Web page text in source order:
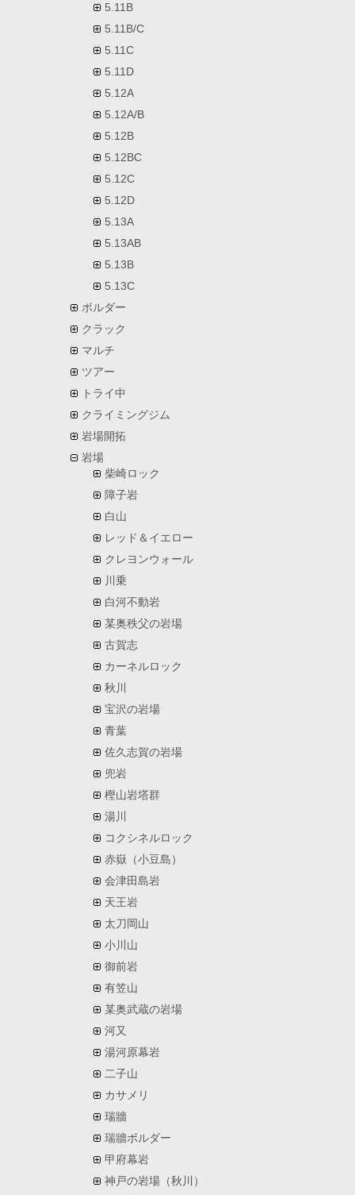
5.11B
5.11B/C
5.11C
5.11D
5.12A
5.12A/B
5.12B
5.12BC
5.12C
5.12D
5.13A
5.13AB
5.13B
5.13C
ボルダー
クラック
マルチ
ツアー
トライ中
クライミングジム
岩場開拓
岩場
柴崎ロック
障子岩
白山
レッド＆イエロー
クレヨンウォール
川乗
白河不動岩
某奥秩父の岩場
古賀志
カーネルロック
秋川
宝沢の岩場
青葉
佐久志賀の岩場
兜岩
樫山岩塔群
湯川
コクシネルロック
赤嶽（小豆島）
会津田島岩
天王岩
太刀岡山
小川山
御前岩
有笠山
某奥武蔵の岩場
河又
湯河原幕岩
二子山
カサメリ
瑞牆
瑞牆ボルダー
甲府幕岩
神戸の岩場（秋川）